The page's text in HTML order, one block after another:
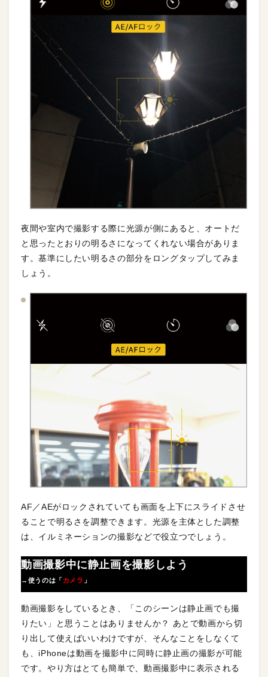
夜間や室内で撮影する際に光源が側にあると、オートだ
と思ったとおりの明るさになってくれない場合がありま
す。基準にしたい明るさの部分をロングタップしてみま
しょう。
AF／AEがロックされていても画面を上下にスライドさせ
ることで明るさを調整できます。光源を主体とした調整
は、イルミネーションの撮影などで役立つでしょう。
動画撮影中に静止画を撮影しよう
→使うのは「カメラ 」
動画撮影をしているとき、「このシーンは静止画でも撮
りたい」と思うことはありませんか？ あとで動画から切
り出して使えばいいわけですが、そんなことをしなくて
も、iPhoneは動画を撮影中に同時に静止画の撮影が可能
です。やり方はとても簡単で、動画撮影中に表示される